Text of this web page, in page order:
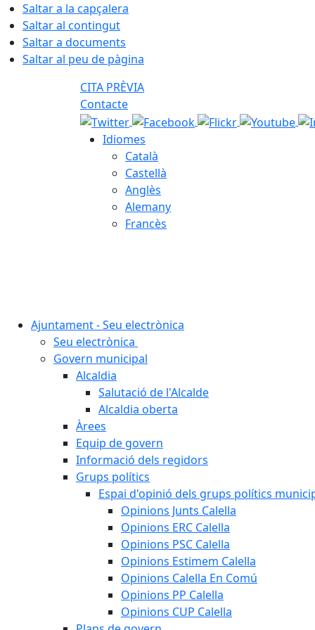
Saltar a la capçalera
Saltar al contingut
Saltar a documents
Saltar al peu de pàgina
CITA PRÈVIA
Contacte
Idiomes
Català
Castellà
Anglès
Alemany
Francès
Ajuntament - Seu electrònica
Seu electrònica
Govern municipal
Alcaldia
Salutació de l'Alcalde
Alcaldia oberta
Àrees
Equip de govern
Informació dels regidors
Grups polítics
Espai d'opinió dels grups polítics
Opinions Junts Calella
Opinions ERC Calella
Opinions PSC Calella
Opinions Estimem Calella
Opinions Calella En Comú
Opinions PP Calella
Opinions CUP Calella